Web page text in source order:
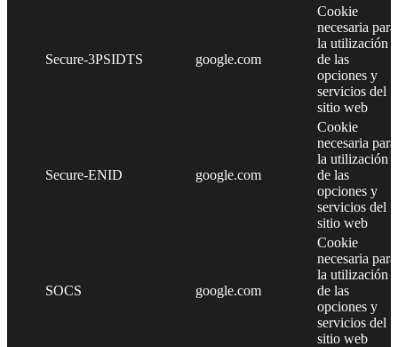
Secure-3PSIDTS google.com
Cookie
necesaria para
la utilización
de las
opciones y
servicios del
sitio web
Secure-ENID google.com
Cookie
necesaria para
la utilización
de las
opciones y
servicios del
sitio web
SOCS google.com
Cookie
necesaria para
la utilización
de las
opciones y
servicios del
sitio web